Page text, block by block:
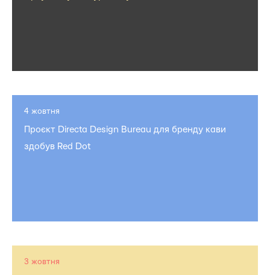
4 жовтня
Проєкт Directa Design Bureau для бренду кави
здобув Red Dot
3 жовтня